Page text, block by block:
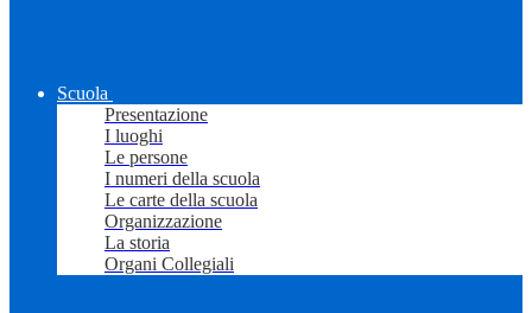
Scuola
Presentazione
I luoghi
Le persone
I numeri della scuola
Le carte della scuola
Organizzazione
La storia
Organi Collegiali